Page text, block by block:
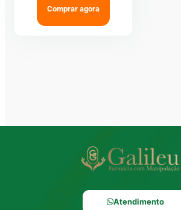
Comprar agora
Atendimento